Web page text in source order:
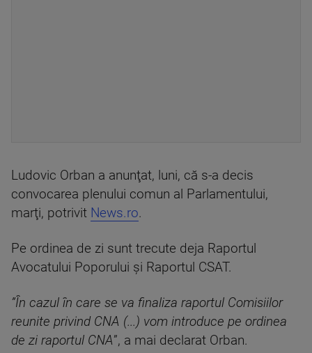
Ludovic Orban a anunţat, luni, că s-a decis
convocarea plenului comun al Parlamentului,
marţi, potrivit News.ro.
Pe ordinea de zi sunt trecute deja Raportul
Avocatului Poporului şi Raportul CSAT.
”În cazul în care se va finaliza raportul Comisiilor
reunite privind CNA (...) vom introduce pe ordinea
de zi raportul CNA”, a mai declarat Orban.